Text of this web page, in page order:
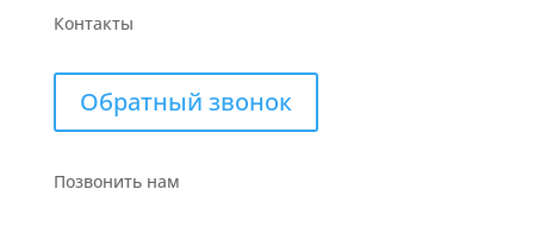
Контакты
Обратный звонок
Позвонить нам